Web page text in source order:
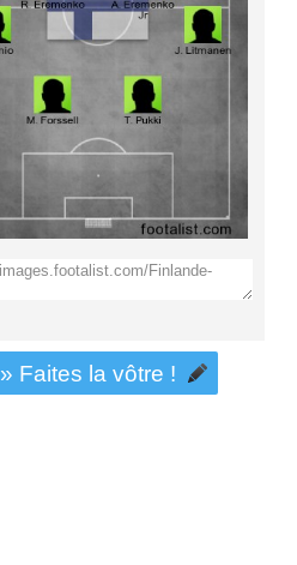
» Faites la vôtre !